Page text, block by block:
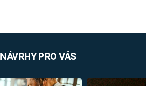
NÁVRHY PRO VÁS